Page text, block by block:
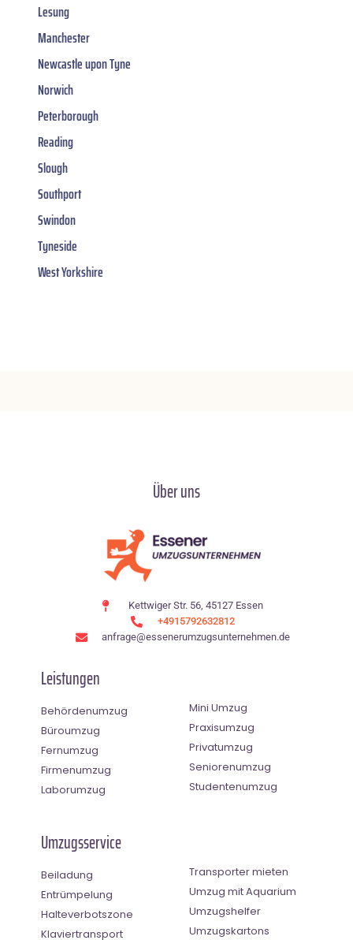
Lesung
Manchester
Newcastle upon Tyne
Norwich
Peterborough
Reading
Slough
Southport
Swindon
Tyneside
West Yorkshire
Über uns
Kettwiger Str. 56, 45127 Essen
+4915792632812
anfrage@essenerumzugsunternehmen.de
Leistungen
Behördenumzug
Büroumzug
Fernumzug
Firmenumzug
Laborumzug
Mini Umzug
Praxisumzug
Privatumzug
Seniorenumzug
Studentenumzug
Umzugsservice
Beiladung
Entrümpelung
Halteverbotszone
Klaviertransport
Transporter mieten
Umzug mit Aquarium
Umzugshelfer
Umzugskartons